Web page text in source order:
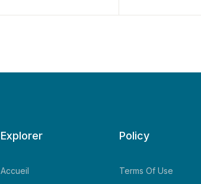
Explorer
Accueil
Policy
Terms Of Use